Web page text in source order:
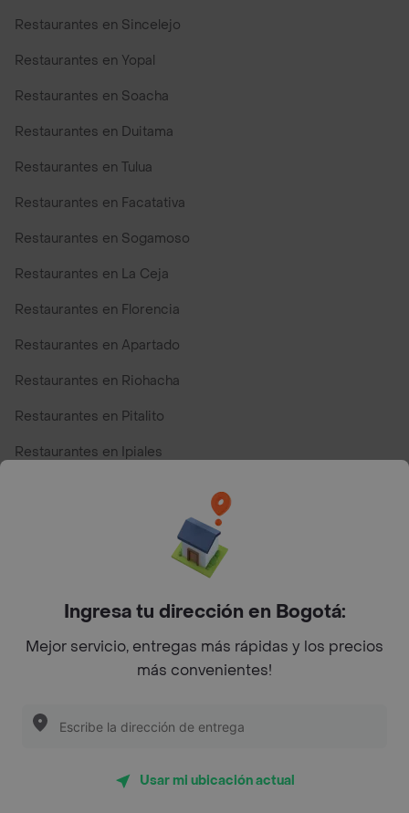
Restaurantes en Sincelejo
Restaurantes en Yopal
Restaurantes en Soacha
Restaurantes en Duitama
Restaurantes en Tulua
Restaurantes en Facatativa
Restaurantes en Sogamoso
Restaurantes en La Ceja
Restaurantes en Florencia
Restaurantes en Apartado
Restaurantes en Riohacha
Restaurantes en Pitalito
Restaurantes en Ipiales
Top Marcas y Cadenas de Restaurantes
Encuéntranos en estos países
App Store Google play
Restaurantes cerca de mi para pedir Comida a Domicilio -
Ingresa tu dirección en Bogotá:
Mejor servicio, entregas más rápidas y los precios
más convenientes!
Usar mi ubicación actual